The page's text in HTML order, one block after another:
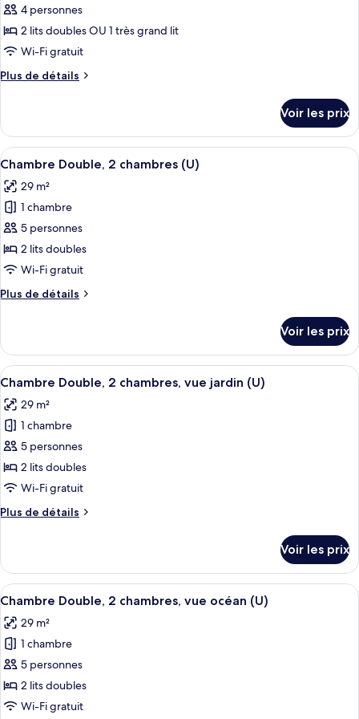
Double
vue
mer
photos
pour
ce
type
de
Chambre
Double,
vue
jardin
(B2C-
US)
4 personnes
2 lits doubles OU 1 très grand lit
Wi-Fi gratuit
Plus de détails
Plus
le
type
de
Chambre
Double,
vue
jardin
(B2C-
US)
Voir les prix
Afficher
toutes
les
photos
pour
ce
type
chambre :
2
chambres
(U)
Une chambre d’hôtel avec deux
6
Chambre Double, 2 chambres (U)
29 m²
1 chambre
5 personnes
2 lits doubles
Wi-Fi gratuit
Plus de détails
Plus
le
type
de
Chambre
Double,
chambres
(U)
Voir les prix
Afficher
toutes
les
photos
pour
ce
type
chambre :
2
chambres,
vue
jardin
(U)
Une chambre d’hôtel avec deux
6
Chambre Double, 2 chambres, vue jardin (U)
29 m²
1 chambre
5 personnes
2 lits doubles
Wi-Fi gratuit
Plus de détails
Plus
le
type
de
Chambre
Double,
chambres,
vue
jardin
(U)
Voir les prix
Afficher
toutes
les
photos
pour
ce
type
Une chambre d’hôtel avec un
5
Chambre Double, 2 chambres, vue océan (U)
29 m²
1 chambre
5 personnes
2 lits doubles
Wi-Fi gratuit